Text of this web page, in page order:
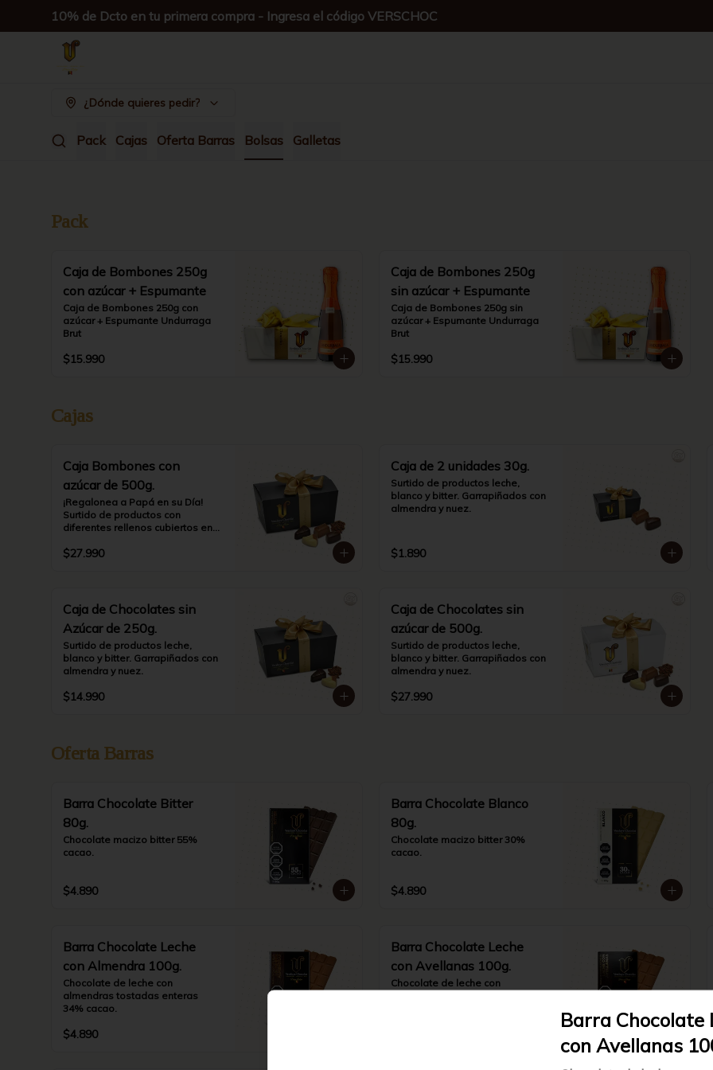
10% de Dcto en tu primera compra - Ingresa el código VERSCHOC
¿Dónde quieres pedir?
Pack Cajas Oferta Barras Bolsas Galletas
Pack
Caja de Bombones 250g
con azúcar + Espumante
Caja de Bombones 250g con
azúcar + Espumante Undurraga
Brut
$15.990
Caja de Bombones 250g
sin azúcar + Espumante
Caja de Bombones 250g sin
azúcar + Espumante Undurraga
Brut
$15.990
Cajas
Caja Bombones con
azúcar de 500g.
¡Regalonea a Papá en su Día!
Surtido de productos con
diferentes rellenos cubiertos en
$27.990
Caja de 2 unidades 30g.
Surtido de productos leche,
blanco y bitter. Garrapiñados con
almendra y nuez.
$1.890
Caja de Chocolates sin
Azúcar de 250g.
Surtido de productos leche,
blanco y bitter. Garrapiñados con
almendra y nuez.
$14.990
Caja de Chocolates sin
azúcar de 500g.
Surtido de productos leche,
blanco y bitter. Garrapiñados con
almendra y nuez.
$27.990
Oferta Barras
Barra Chocolate Bitter
80g.
Chocolate macizo bitter 55%
cacao.
$4.890
Barra Chocolate Blanco
80g.
Chocolate macizo bitter 30%
cacao.
$4.890
Barra Chocolate Leche
con Almendra 100g.
Chocolate de leche con
almendras tostadas enteras
34% cacao.
$4.890
Barra Chocolate Leche
con Avellanas 100g.
Chocolate de leche con
Barra Chocolate
con Avellanas